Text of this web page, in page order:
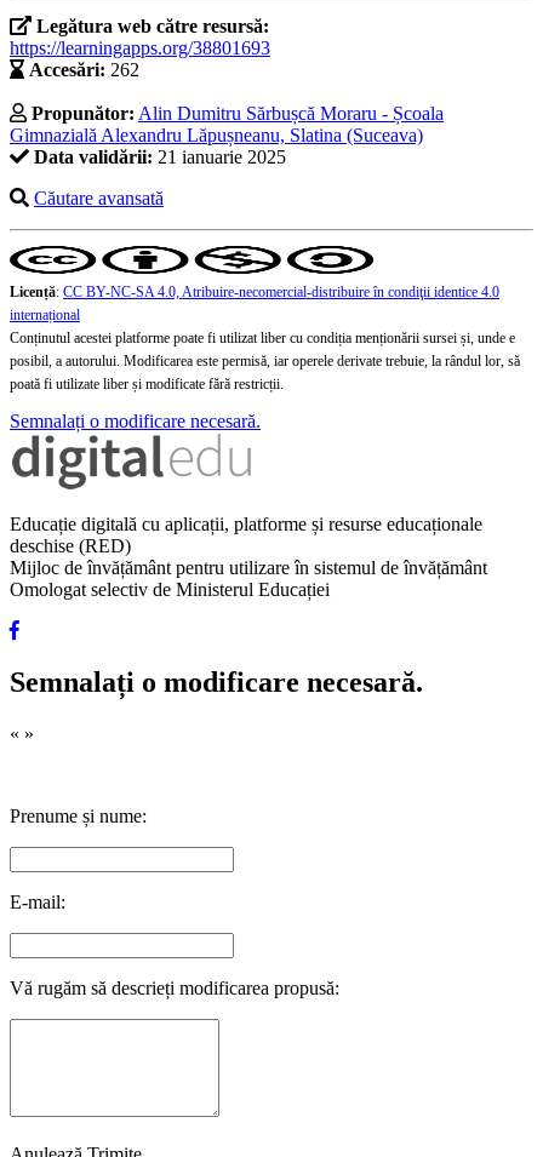
Legătura web către resursă:
https://learningapps.org/38801693
Accesări: 262
Propunător: Alin Dumitru Sărbușcă Moraru - Școala
Gimnazială Alexandru Lăpușneanu, Slatina (Suceava)
Data validării: 21 ianuarie 2025
Căutare avansată
Licență: CC BY-NC-SA 4.0, Atribuire-necomercial-distribuire în condiţii identice 4.0
internațional
Conținutul acestei platforme poate fi utilizat liber cu condiția menționării sursei și, unde e
posibil, a autorului. Modificarea este permisă, iar operele derivate trebuie, la rândul lor, să
poată fi utilizate liber și modificate fără restricții.
Semnalați o modificare necesară.
Educație digitală cu aplicații, platforme și resurse educaționale
deschise (RED)
Mijloc de învățământ pentru utilizare în sistemul de învățământ
Omologat selectiv de Ministerul Educației
Semnalați o modificare necesară.
« »
Prenume și nume:
E-mail:
Vă rugăm să descrieți modificarea propusă: